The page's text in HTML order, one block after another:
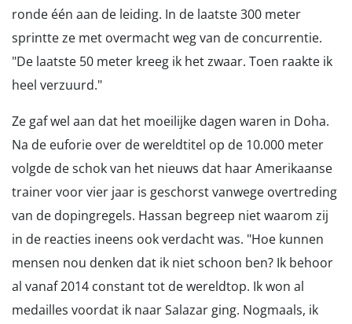
ronde één aan de leiding. In de laatste 300 meter
sprintte ze met overmacht weg van de concurrentie.
"De laatste 50 meter kreeg ik het zwaar. Toen raakte ik
heel verzuurd."
Ze gaf wel aan dat het moeilijke dagen waren in Doha.
Na de euforie over de wereldtitel op de 10.000 meter
volgde de schok van het nieuws dat haar Amerikaanse
trainer voor vier jaar is geschorst vanwege overtreding
van de dopingregels. Hassan begreep niet waarom zij
in de reacties ineens ook verdacht was. "Hoe kunnen
mensen nou denken dat ik niet schoon ben? Ik behoor
al vanaf 2014 constant tot de wereldtop. Ik won al
medailles voordat ik naar Salazar ging. Nogmaals, ik